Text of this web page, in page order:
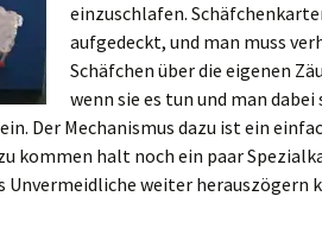
einzuschlafen.
aufgedeckt, und man muss
Schäfchen über die eigenen
wenn sie es tun und man dabei
Der Mechanismus dazu ist ein
kommen halt noch ein paar
Unvermeidliche weiter herauszögern